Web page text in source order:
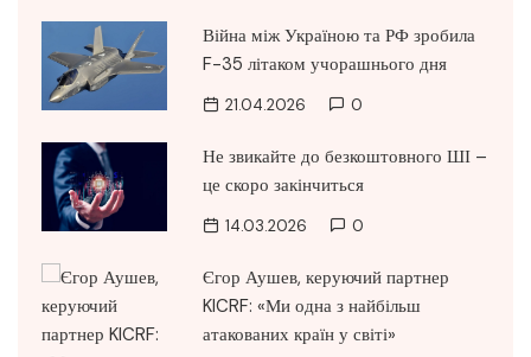
Війна між Україною та РФ зробила
F-35 літаком учорашнього дня
21.04.2026 0
Не звикайте до безкоштовного ШІ –
це скоро закінчиться
14.03.2026 0
Єгор Аушев, керуючий партнер
KICRF: «Ми одна з найбільш
атакованих країн у світі»